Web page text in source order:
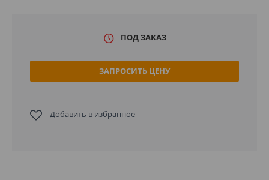
ПОД ЗАКАЗ
ЗАПРОСИТЬ ЦЕНУ
Добавить в избранное